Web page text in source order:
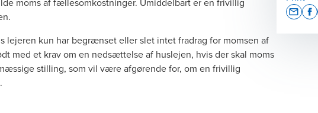
kun har begrænset eller slet intet fradrag for momsen af
med et krav om en nedsættelse af huslejen, hvis der skal moms
stilling, som vil være afgørende for, om en frivillig